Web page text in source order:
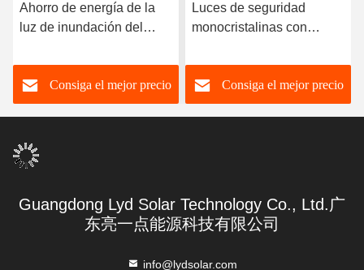
Ahorro de energía de la
luz de inundación del
Consiga el mejor precio
Luces de seguridad
monocristalinas con
exteriores
Consiga el mejor precio
Guangdong Lyd Solar Technology Co., Ltd.广
东亮一点能源科技有限公司
info@lydsolar.com